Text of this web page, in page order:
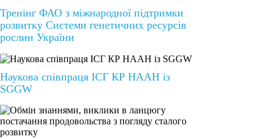
Тренінг ФАО з міжнародної підтримки
розвитку Системи генетичних ресурсів
рослин України
Наукова співпраця ІСГ КР НААН із
SGGW